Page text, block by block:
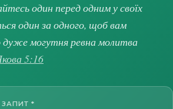
один перед одним у своїх
один за одного, щоб вам
дуже могутня ревна молитва
5:16
*